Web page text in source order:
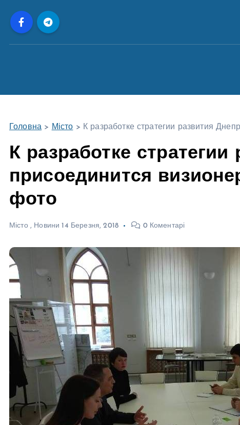
Головна > Місто > К разработке стратегии развития
К разработке
присоединится
фото
Місто, Новини 14 Березня, 2018 0 Коментарі